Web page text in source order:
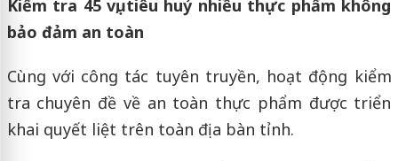
Kiểm tra 45 vụ, tiêu huỷ nhiều thực phẩm không
bảo đảm an toàn
Cùng với công tác tuyên truyền, hoạt động kiểm
tra chuyên đề về an toàn thực phẩm được triển
khai quyết liệt trên toàn địa bàn tỉnh.